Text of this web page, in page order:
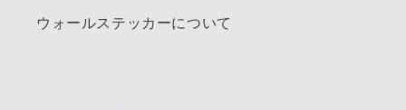
ウォールステッカーについて